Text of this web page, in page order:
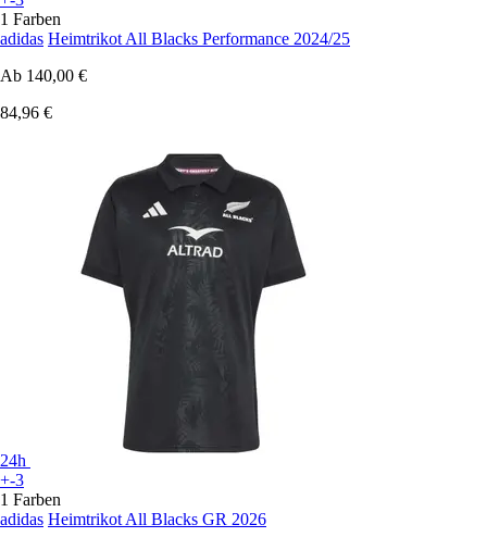
1 Farben
adidas Heimtrikot All Blacks Performance 2024/25
Ab 140,00 €
84,96 €
24h
+-3
1 Farben
adidas Heimtrikot All Blacks GR 2026